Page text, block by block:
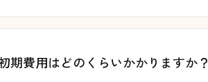
期費用はどのくらいかかりますか？